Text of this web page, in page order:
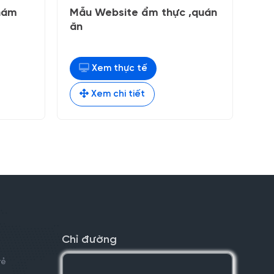
Mẫu Website ẩm thực ,quán
ăn
Xem thực tế
Xem chi tiết
Chỉ đường